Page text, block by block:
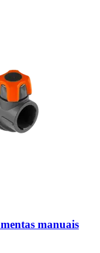
manuais